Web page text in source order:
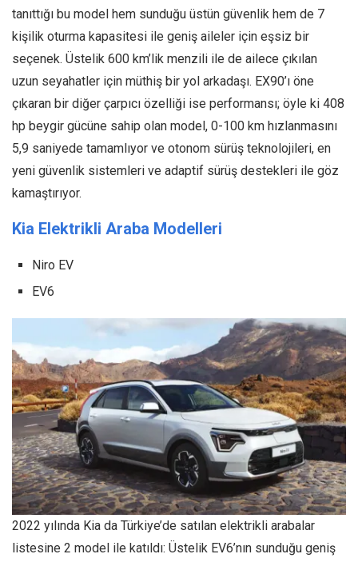
tanıttığı bu model hem sunduğu üstün güvenlik hem de 7
kişilik oturma kapasitesi ile geniş aileler için eşsiz bir
seçenek. Üstelik 600 km’lik menzili ile de ailece çıkılan
uzun seyahatler için müthiş bir yol arkadaşı. EX90’ı öne
çıkaran bir diğer çarpıcı özelliği ise performansı; öyle ki 408
hp beygir gücüne sahip olan model, 0-100 km hızlanmasını
5,9 saniyede tamamlıyor ve otonom sürüş teknolojileri, en
yeni güvenlik sistemleri ve adaptif sürüş destekleri ile göz
kamaştırıyor.
Kia Elektrikli Araba Modelleri
Niro EV
EV6
2022 yılında Kia da Türkiye’de satılan elektrikli arabalar
listesine 2 model ile katıldı: Üstelik EV6’nın sunduğu geniş